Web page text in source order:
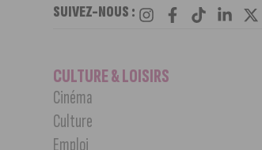
SUIVEZ-NOUS :
CULTURE & LOISIRS
Cinéma
Culture
Emploi